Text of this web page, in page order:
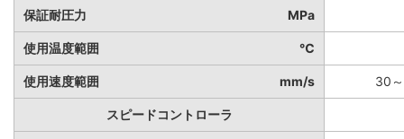
保証耐圧力 MPa
使用温度範囲 ℃
使用速度範囲 mm/s 30
スピードコントローラ